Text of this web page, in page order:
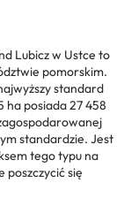
Lubicz w Ustce to
pomorskim.
standard
ha posiada 27 458
standardzie. Jest
tego typu na
poszczycić się